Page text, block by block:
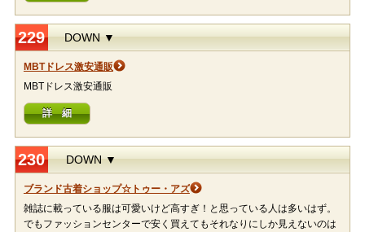
229 DOWN ▼
MBTドレス激安通販
MBTドレス激安通販
詳 細
230 DOWN ▼
ブランド古着ショップ☆トゥー・アズ
雑誌に載っている服は可愛いけど高すぎ！と思っている人は多いはず。
でもファッションセンターで安く買えてもそれなりにしか見えないのは